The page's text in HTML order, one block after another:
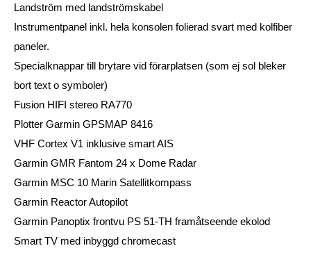
Landström med landströmskabel
Instrumentpanel inkl. hela konsolen folierad svart med kolfiber
paneler.
Specialknappar till brytare vid förarplatsen (som ej sol bleker
bort text o symboler)
Fusion HIFI stereo RA770
Plotter Garmin GPSMAP 8416
VHF Cortex V1 inklusive smart AIS
Garmin GMR Fantom 24 x Dome Radar
Garmin MSC 10 Marin Satellitkompass
Garmin Reactor Autopilot
Garmin Panoptix frontvu PS 51-TH framåtseende ekolod
Smart TV med inbyggd chromecast